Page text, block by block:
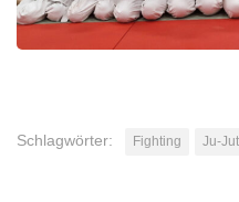
Schlagwörter: Fighting Ju-